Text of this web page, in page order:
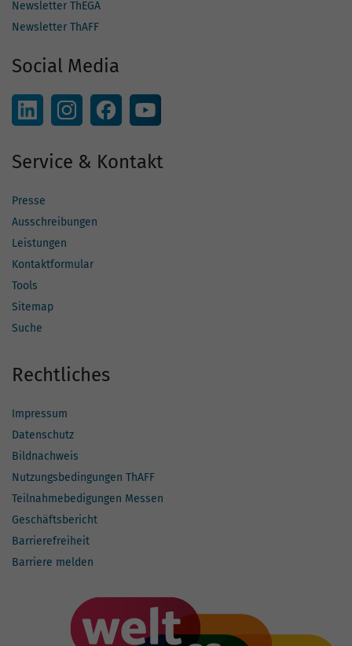
Newsletter ThEGA
Newsletter ThAFF
Social Media
Service & Kontakt
Presse
Ausschreibungen
Leistungen
Kontaktformular
Tools
Sitemap
Suche
Rechtliches
Impressum
Datenschutz
Bildnachweis
Nutzungsbedingungen ThAFF
Teilnahmebedigungen Messen
Geschäftsbericht
Barrierefreiheit
Barriere melden